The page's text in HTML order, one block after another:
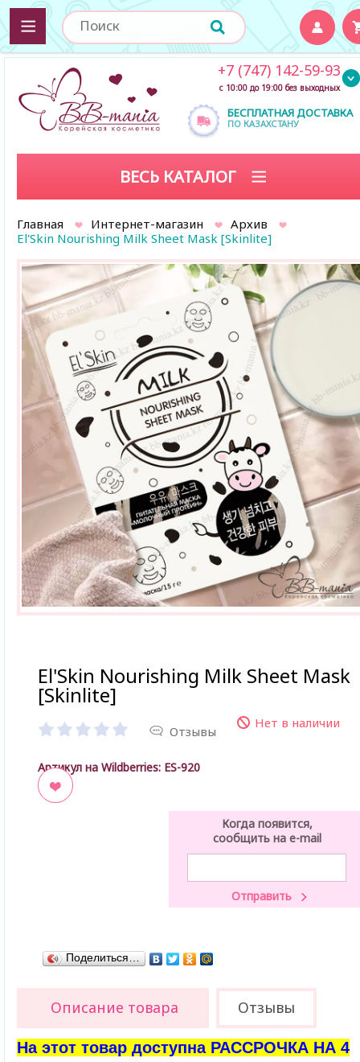
БЕСПЛАТНАЯ ДОСТАВКА
ПО КАЗАХСТАНУ
+7 (747) 142-59-93
с 10:00 до 19:00 без выходных
ВЕСЬ КАТАЛОГ
Главная Интернет-магазин
Архив
El'Skin Nourishing Milk Sheet Mask [Skinlite]
El'Skin Nourishing Milk Sheet Mask
[Skinlite]
Отзывы
Нет в наличии
Артикул на Wildberries: ES-920
Когда появится,
сообщить на e-mail
Поделиться…
Описание товара Отзывы
На этот товар доступна РАССРОЧКА НА 4